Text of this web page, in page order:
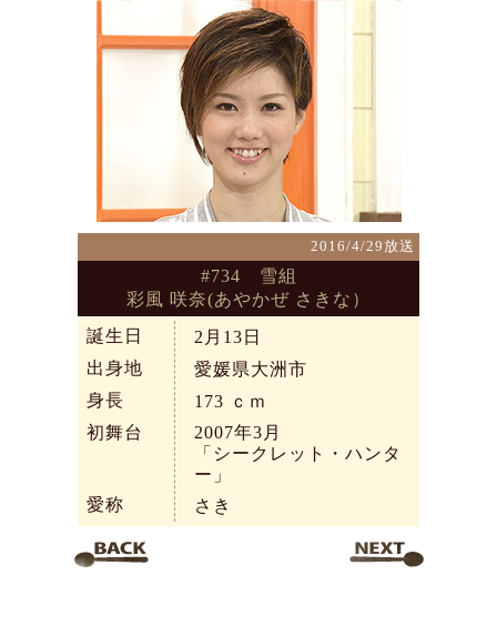
2016/4/29放送
#734 雪組
彩風 咲奈(あやかぜ さきな）
誕生日
2月13日
出身地
愛媛県大洲市
身長
173 ｃｍ
初舞台
2007年3月
「シークレット・ハンタ
ー」
愛称
さき